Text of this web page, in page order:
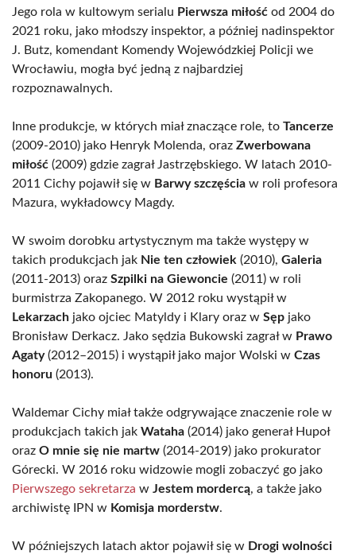
Jego rola w kultowym serialu Pierwsza miłość od 2004 do
2021 roku, jako młodszy inspektor, a później nadinspektor
J. Butz, komendant Komendy Wojewódzkiej Policji we
Wrocławiu, mogła być jedną z najbardziej
rozpoznawalnych.
Inne produkcje, w których miał znaczące role, to Tancerze
(2009-2010) jako Henryk Molenda, oraz Zwerbowana
miłość (2009) gdzie zagrał Jastrzębskiego. W latach 2010-
2011 Cichy pojawił się w Barwy szczęścia w roli profesora
Mazura, wykładowcy Magdy.
W swoim dorobku artystycznym ma także występy w
takich produkcjach jak Nie ten człowiek (2010), Galeria
(2011-2013) oraz Szpilki na Giewoncie (2011) w roli
burmistrza Zakopanego. W 2012 roku wystąpił w
Lekarzach jako ojciec Matyldy i Klary oraz w Sęp jako
Bronisław Derkacz. Jako sędzia Bukowski zagrał w Prawo
Agaty(2012–2015) i wystąpił jako major Wolski w Czas
honoru (2013).
Waldemar Cichy miał także odgrywające znaczenie role w
produkcjach takich jak Wataha (2014) jako generał Hupoł
oraz O mnie się nie martw (2014-2019) jako prokurator
Górecki. W 2016 roku widzowie mogli zobaczyć go jako
Pierwszego sekretarza w Jestem mordercą, a także jako
archiwistę IPN w Komisja morderstw.
W późniejszych latach aktor pojawił się w Drogi wolności